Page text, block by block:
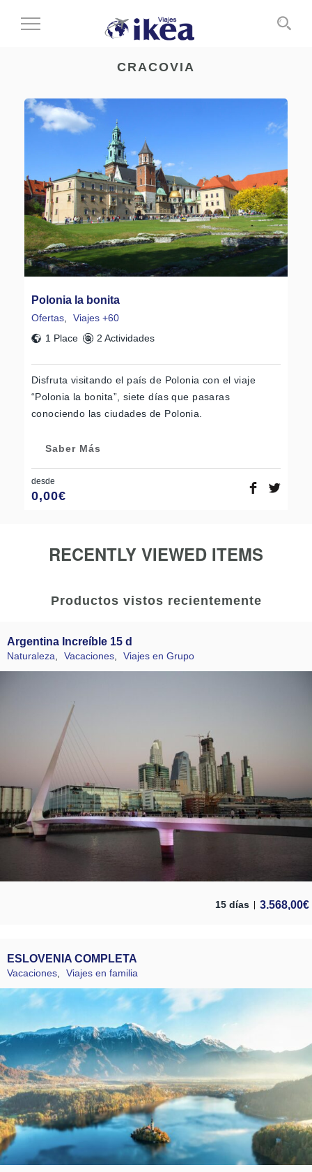
Cambiar
CRACOVIA
Polonia la bonita
Ofertas
Viajes +60
1 Place
2 Actividades
Disfruta visitando el país de Polonia con el viaje
“Polonia la bonita”, siete días que pasaras
conociendo las ciudades de Polonia.
Saber Más
desde
0,00€
RECENTLY VIEWED ITEMS
Productos vistos recientemente
Argentina Increíble 15 d
Naturaleza Vacaciones Viajes en Grupo
15 días 3.568,00€
ESLOVENIA COMPLETA
Vacaciones, Viajes en familia